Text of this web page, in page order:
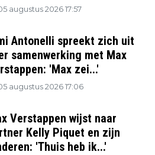
augustus 2026 17:57
Antonelli spreekt zich uit
samenwerking met Max
'Max zei...'
augustus 2026 17:06
Verstappen wijst naar
Kelly Piquet en zijn
'Thuis heb ik...'